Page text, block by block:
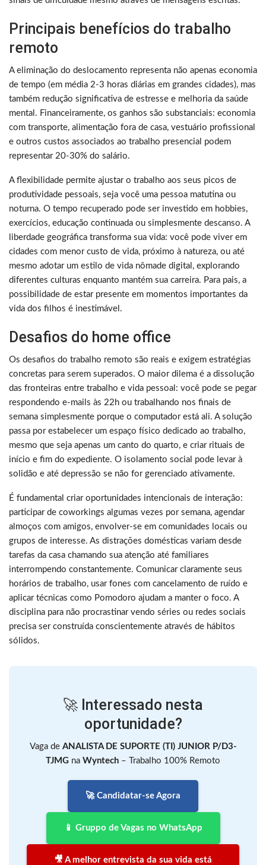
Principais benefícios do trabalho
remoto
A eliminação do deslocamento representa não apenas economia
de tempo (em média 2-3 horas diárias em grandes cidades), mas
também redução significativa de estresse e melhoria da saúde
mental. Financeiramente, os ganhos são substanciais: economia
com transporte, alimentação fora de casa, vestuário profissional
e outros custos associados ao trabalho presencial podem
representar 20-30% do salário.
A flexibilidade permite ajustar o trabalho aos seus picos de
produtividade pessoais, seja você uma pessoa matutina ou
noturna. O tempo recuperado pode ser investido em hobbies,
exercícios, educação continuada ou simplesmente descanso. A
liberdade geográfica transforma sua vida: você pode viver em
cidades com menor custo de vida, próximo à natureza, ou até
mesmo adotar um estilo de vida nômade digital, explorando
diferentes culturas enquanto mantém sua carreira. Para pais, a
possibilidade de estar presente em momentos importantes da
vida dos filhos é inestimável.
Desafios do home office
Os desafios do trabalho remoto são reais e exigem estratégias
concretas para serem superados. O maior dilema é a dissolução
das fronteiras entre trabalho e vida pessoal: você pode se pegar
respondendo e-mails às 22h ou trabalhando nos finais de
semana simplesmente porque o computador está ali. A solução
passa por estabelecer um espaço físico dedicado ao trabalho,
mesmo que seja apenas um canto do quarto, e criar rituais de
início e fim do expediente. O isolamento social pode levar à
solidão e até depressão se não for gerenciado ativamente.
É fundamental criar oportunidades intencionais de interação:
participar de coworkings algumas vezes por semana, agendar
almoços com amigos, envolver-se em comunidades locais ou
grupos de interesse. As distrações domésticas variam desde
tarefas da casa chamando sua atenção até familiares
interrompendo constantemente. Comunicar claramente seus
horários de trabalho, usar fones com cancelamento de ruído e
aplicar técnicas como Pomodoro ajudam a manter o foco. A
disciplina para não procrastinar vendo séries ou redes sociais
precisa ser construída conscientemente através de hábitos
sólidos.
🚀 Interessado nesta
oportunidade?
Vaga de ANALISTA DE SUPORTE (TI) JUNIOR P/D3-
TJMG na Wyntech – Trabalho 100% Remoto
🚀 Candidatar-se Agora
📱 Gruppo de Vagas no WhatsApp
🎥 A melhor entrevista da sua vida está